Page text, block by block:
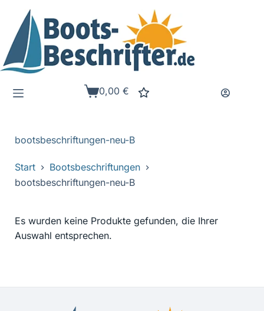
Inhalt
springen
Warenkorb
0,00€
bootsbeschriftungen-neu-B
Start
Bootsbeschriftungen
bootsbeschriftungen-neu-B
Es wurden keine Produkte gefunden, die Ihrer
Auswahl entsprechen.